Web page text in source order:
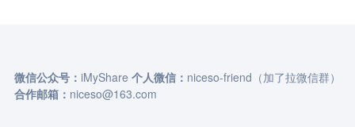
微信公众号： iMyShare 个人微信： niceso-friend（加了拉微信群）
合作邮箱： niceso@163.com